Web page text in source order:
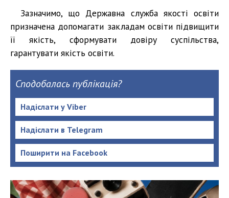
Зазначимо, що Державна служба якості освіти
призначена допомагати закладам освіти підвищити
її якість, сформувати довіру суспільства,
гарантувати якість освіти.
Сподобалась публікація?
Надіслати у Viber
Надіслати в Telegram
Поширити на Facebook